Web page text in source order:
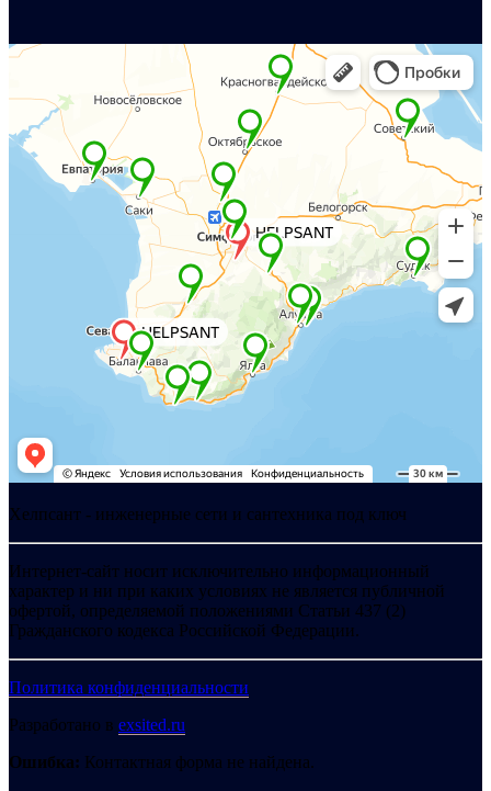
Хелпсант - инженерные сети и сантехника под ключ
Интернет-сайт носит исключительно информационный
характер и ни при каких условиях не является публичной
офертой, определяемой положениями Статьи 437 (2)
Гражданского кодекса Российской Федерации.
Политика конфиденциальности
Разработано в exsited.ru
Ошибка: Контактная форма не найдена.